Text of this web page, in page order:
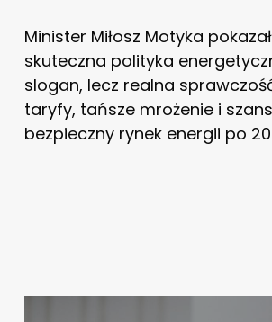
Minister Miłosz Motyka
skuteczna polityka
slogan, lecz realna
taryfy, tańsze mrożenie i
bezpieczny rynek energii po